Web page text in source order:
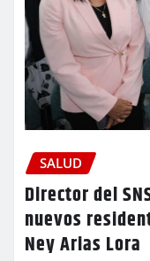
SALUD
Director del
nuevos
Ney Arias Lora